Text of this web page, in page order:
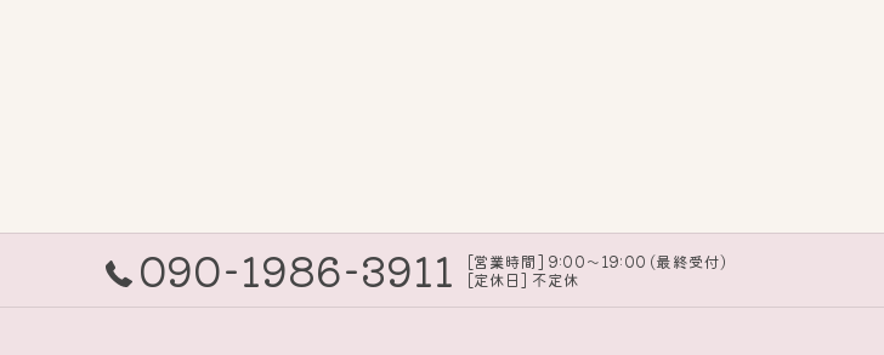
090-1986-3911 [営業時間] 9:00～19:00 (最終受付)
[定休日] 不定休